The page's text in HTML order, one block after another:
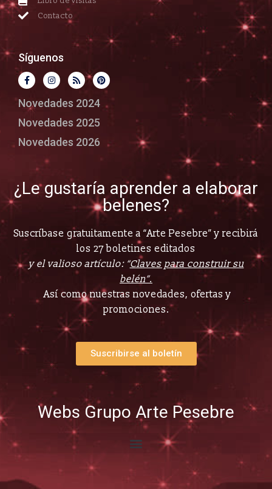
Contacto
Síguenos
Novedades 2024
Novedades 2025
Novedades 2026
¿Le gustaría aprender a elaborar
belenes?
Suscríbase gratuitamente a “Arte Pesebre” y recibirá
los 27 boletines editados
y el valioso artículo: “Claves para construir su
belén”.
Así como nuestras novedades, ofertas y
promociones.
Suscribirse al boletín
Webs Grupo Arte Pesebre